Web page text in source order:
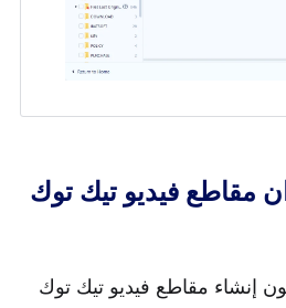
مقاطع فيديو تيك توك
إنشاء مقاطع فيديو تيك توك